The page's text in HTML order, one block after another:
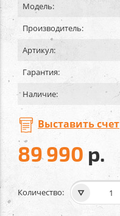
Модель:
Производитель:
Артикул:
Гарантия:
Наличие:
Выставить счет
89 990 р.
Количество: